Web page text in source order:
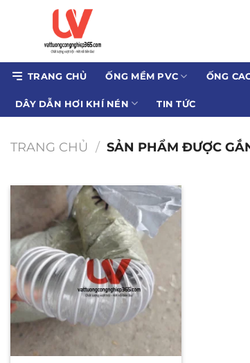
dung
TRANG CHỦ ỐNG MỀM PVC ỐNG
DÂY DẪN HƠI KHÍ NÉN TIN TỨC
TRANG CHỦ / SẢN PHẨM ĐƯỢC